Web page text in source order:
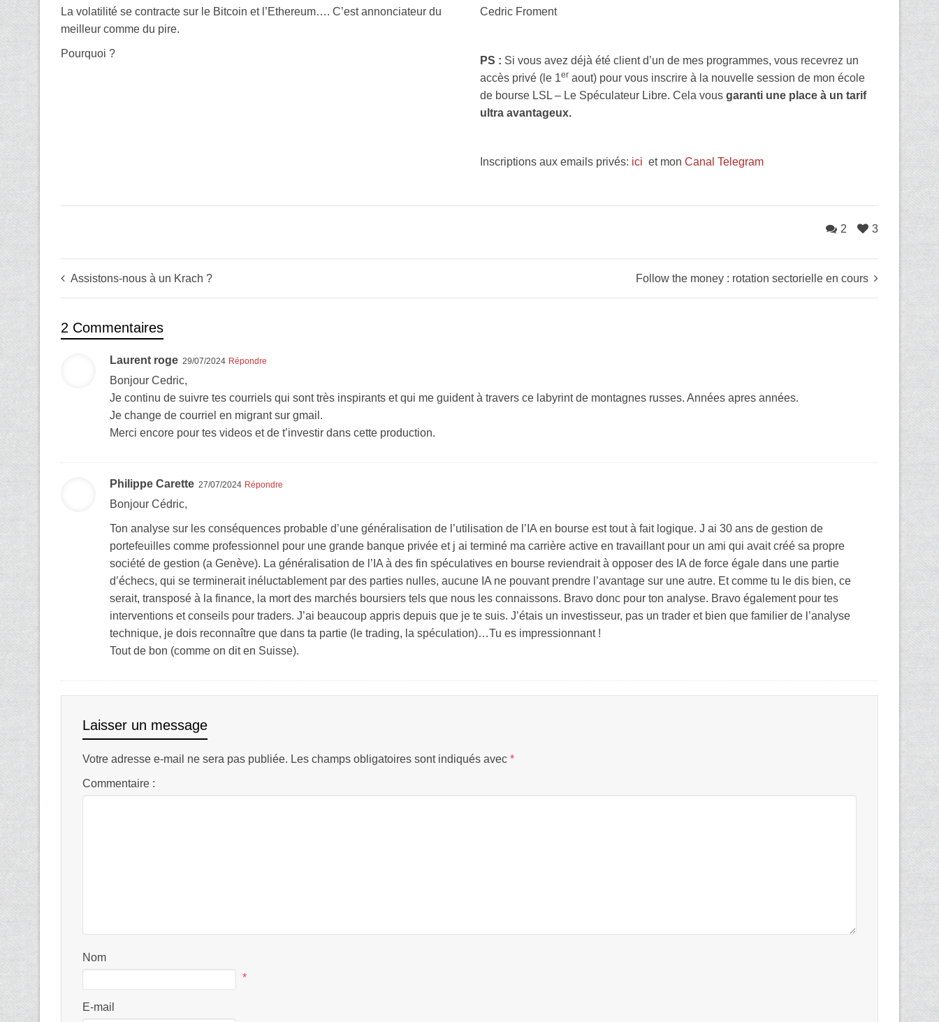
La volatilité se contracte sur le Bitcoin et l’Ethereum…. C’est annonciateur du
meilleur comme du pire.
Pourquoi ?
Cedric Froment
PS : Si vous avez déjà été client d’un de mes programmes, vous recevrez un
accès privé (le 1er aout) pour vous inscrire à la nouvelle session de mon école
de bourse LSL – Le Spéculateur Libre. Cela vous garanti une place à un tarif
ultra avantageux.
Inscriptions aux emails privés: ici et mon Canal Telegram
3
2
Assistons-nous à un Krach ? Follow the money : rotation sectorielle en cours
2 Commentaires
Laurent roge 29/07/2024 Répondre
Bonjour Cedric,
Je continu de suivre tes courriels qui sont très inspirants et qui me guident à travers ce labyrint de montagnes russes. Années apres années.
Je change de courriel en migrant sur gmail.
Merci encore pour tes videos et de t’investir dans cette production.
Philippe Carette 27/07/2024 Répondre
Bonjour Cédric,
Ton analyse sur les conséquences probable d’une généralisation de l’utilisation de l’IA en bourse est tout à fait logique. J ai 30 ans de gestion de
portefeuilles comme professionnel pour une grande banque privée et j ai terminé ma carrière active en travaillant pour un ami qui avait créé sa propre
société de gestion (a Genève). La généralisation de l’IA à des fin spéculatives en bourse reviendrait à opposer des IA de force égale dans une partie
d’échecs, qui se terminerait inéluctablement par des parties nulles, aucune IA ne pouvant prendre l’avantage sur une autre. Et comme tu le dis bien, ce
serait, transposé à la finance, la mort des marchés boursiers tels que nous les connaissons. Bravo donc pour ton analyse. Bravo également pour tes
interventions et conseils pour traders. J’ai beaucoup appris depuis que je te suis. J’étais un investisseur, pas un trader et bien que familier de l’analyse
technique, je dois reconnaître que dans ta partie (le trading, la spéculation)…Tu es impressionnant !
Tout de bon (comme on dit en Suisse).
Laisser un message
Votre adresse e-mail ne sera pas publiée. Les champs obligatoires sont indiqués avec *
Commentaire :
Nom
*
E-mail